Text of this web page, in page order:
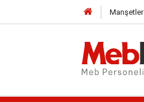
Manşetler